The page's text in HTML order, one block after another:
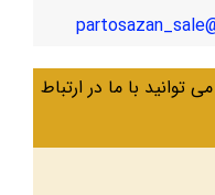
با ما در ارتباط